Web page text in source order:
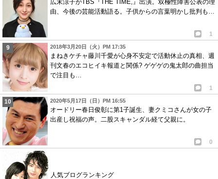
広末涼子がTBS『THE TIME,』出演。双極性障害公表の理
由、今後の芸能活動語る。子供からの言葉明かし批判も…
1
2018年3月20日（火）PM 17:35
まねきケチャ藤川千愛が心身不安定で活動休止の真相、週
刊文春のエコヒイキ報道と関係? ゲゲゲの鬼太郎の曲担当
で注目も…
1
2020年5月17日（日）PM 16:55
オードリー春日俊彰に第1子誕生、妻クミコさんが女の子
出産し祝福の声。二股スキャンダル経て父親に。
0
人気ブログランキング